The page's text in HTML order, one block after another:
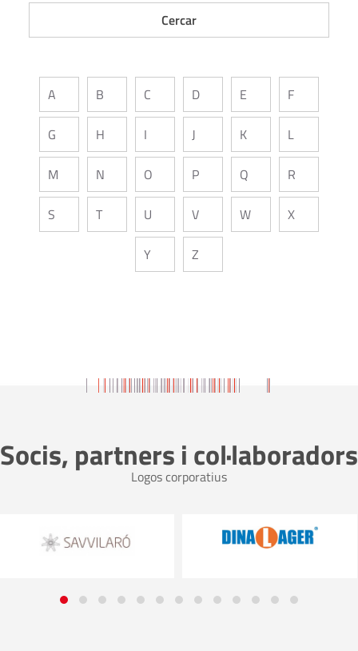
A B C D E F
G H I J K L
M N O P Q R
S T U V W X
Y Z
Socis, partners i col·laboradors
Logos corporatius